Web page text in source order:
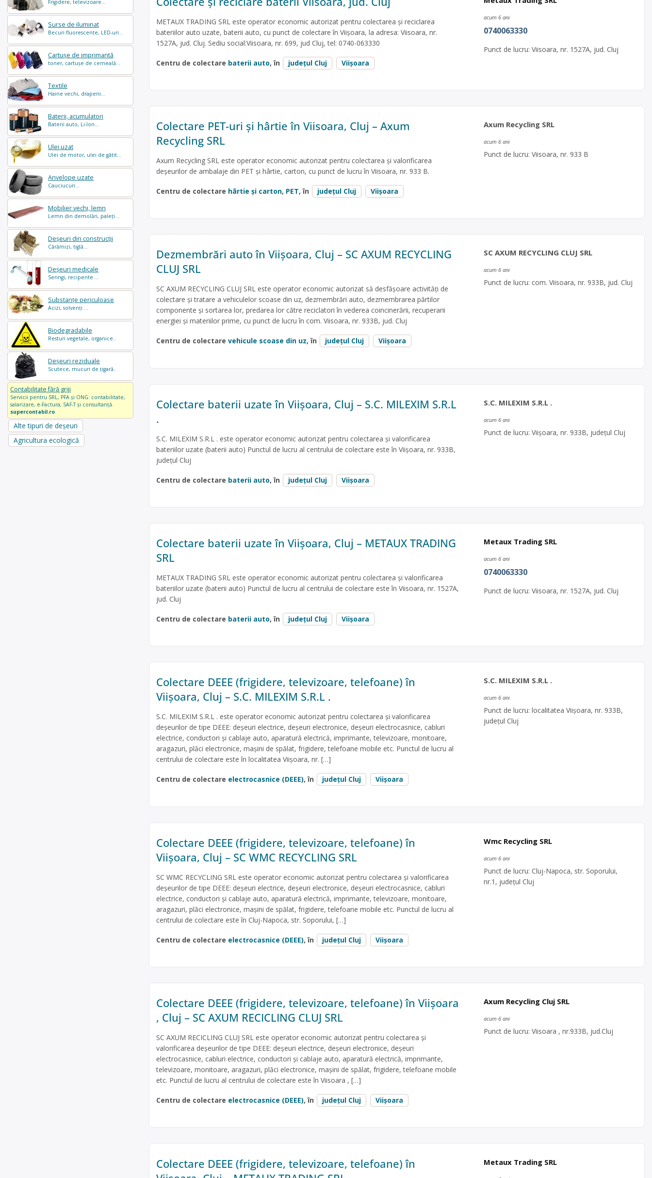
Frigidere, televizoare...
Surse de iluminat
Becuri fluorescente, LED-uri...
Cartușe de imprimantă
toner, cartușe de cerneală...
Textile
Haine vechi, draperii...
Baterii, acumulatori
Baterii auto, Li-Ion...
Ulei uzat
Ulei de motor, ulei de gătit...
Anvelope uzate
Cauciucuri...
Mobilier vechi, lemn
Lemn din demolări, paleți...
Deșeuri din construcții
Cărămizi, tiglă...
Deșeuri medicale
Seringi, recipente ...
Substanțe periculoase
Acizi, solvenți ...
Biodegradabile
Resturi vegetale, organice..
Deșeuri reziduale
Scutece, mucuri de țigară..
Contabilitate fără griji
Servicii pentru SRL, PFA și ONG: contabilitate,
salarizare, e-Factura, SAF-T și consultanță.
supercontabil.ro
Alte tipuri de deșeuri
Agricultura ecologică
METAUX TRADING SRL este operator economic autorizat pentru colectarea și reciclarea
bateriilor auto uzate, baterii auto, cu punct de colectare în Viișoara, la adresa: Viisoara, nr.
1527A, jud. Cluj. Sediu social:Viisoara, nr. 699, jud Cluj, tel: 0740-063330
Centru de colectare baterii auto, în județul Cluj Viișoara
acum 6 ani
0740063330
Punct de lucru: Viisoara, nr. 1527A, jud. Cluj
Colectare PET-uri și hârtie în Viisoara, Cluj – Axum
Recycling SRL
Axum Recycling SRL este operator economic autorizat pentru colectarea și valorificarea
deșeurilor de ambalaje din PET și hârtie, carton, cu punct de lucru în Viisoara, nr. 933 B.
Centru de colectare hârtie și carton, PET, în județul Cluj Viișoara
Axum Recycling SRL
acum 6 ani
Punct de lucru: Viisoara, nr. 933 B
Dezmembrări auto în Viișoara, Cluj – SC AXUM RECYCLING
CLUJ SRL
SC AXUM RECYCLING CLUJ SRL este operator economic autorizat să desfăşoare activităţi de
colectare şi tratare a vehiculelor scoase din uz, dezmembrări auto, dezmembrarea părtilor
componente și sortarea lor, predarea lor către reciclatori în vederea coincinerării, recuperarii
energiei și materiilor prime, cu punct de lucru în com. Viisoara, nr. 933B, jud. Cluj
Centru de colectare vehicule scoase din uz, în județul Cluj Viișoara
SC AXUM RECYCLING CLUJ SRL
acum 6 ani
Punct de lucru: com. Viisoara, nr. 933B, jud. Cluj
Colectare baterii uzate în Viișoara, Cluj – S.C. MILEXIM S.R.L
.
S.C. MILEXIM S.R.L . este operator economic autorizat pentru colectarea și valorificarea
bateriilor uzate (baterii auto) Punctul de lucru al centrului de colectare este în Viişoara, nr. 933B,
judeţul Cluj
Centru de colectare baterii auto, în județul Cluj Viișoara
S.C. MILEXIM S.R.L .
acum 6 ani
Punct de lucru: Viişoara, nr. 933B, judeţul Cluj
Colectare baterii uzate în Viișoara, Cluj – METAUX TRADING
SRL
METAUX TRADING SRL este operator economic autorizat pentru colectarea și valorificarea
bateriilor uzate (baterii auto) Punctul de lucru al centrului de colectare este în Viisoara, nr. 1527A,
jud. Cluj
Centru de colectare baterii auto, în județul Cluj Viișoara
Metaux Trading SRL
acum 6 ani
0740063330
Punct de lucru: Viisoara, nr. 1527A, jud. Cluj
Colectare DEEE (frigidere, televizoare, telefoane) în
Viişoara, Cluj – S.C. MILEXIM S.R.L .
S.C. MILEXIM S.R.L . este operator economic autorizat pentru colectarea și valorificarea
deșeurilor de tipe DEEE: deșeuri electrice, deșeuri electronice, deșeuri electrocasnice, cabluri
electrice, conductori și cablaje auto, aparatură electrică, imprimante, televizoare, monitoare,
aragazuri, plăci electronice, mașini de spălat, frigidere, telefoane mobile etc. Punctul de lucru al
centrului de colectare este în localitatea Viişoara, nr. […]
Centru de colectare electrocasnice (DEEE), în județul Cluj Viișoara
S.C. MILEXIM S.R.L .
acum 6 ani
Punct de lucru: localitatea Viişoara, nr. 933B,
judeţul Cluj
Colectare DEEE (frigidere, televizoare, telefoane) în
Viișoara, Cluj – SC WMC RECYCLING SRL
SC WMC RECYCLING SRL este operator economic autorizat pentru colectarea și valorificarea
deșeurilor de tipe DEEE: deșeuri electrice, deșeuri electronice, deșeuri electrocasnice, cabluri
electrice, conductori și cablaje auto, aparatură electrică, imprimante, televizoare, monitoare,
aragazuri, plăci electronice, mașini de spălat, frigidere, telefoane mobile etc. Punctul de lucru al
centrului de colectare este în Cluj-Napoca, str. Soporului, […]
Centru de colectare electrocasnice (DEEE), în județul Cluj Viișoara
Wmc Recycling SRL
acum 6 ani
Punct de lucru: Cluj-Napoca, str. Soporului,
nr.1, judeţul Cluj
Colectare DEEE (frigidere, televizoare, telefoane) în Viișoara
, Cluj – SC AXUM RECICLING CLUJ SRL
SC AXUM RECICLING CLUJ SRL este operator economic autorizat pentru colectarea și
valorificarea deșeurilor de tipe DEEE: deșeuri electrice, deșeuri electronice, deșeuri
electrocasnice, cabluri electrice, conductori și cablaje auto, aparatură electrică, imprimante,
televizoare, monitoare, aragazuri, plăci electronice, mașini de spălat, frigidere, telefoane mobile
etc. Punctul de lucru al centrului de colectare este în Viisoara , […]
Centru de colectare electrocasnice (DEEE), în județul Cluj Viișoara
Axum Recycling Cluj SRL
acum 6 ani
Punct de lucru: Viisoara , nr.933B, jud.Cluj
Colectare DEEE (frigidere, televizoare, telefoane) în
Metaux Trading SRL